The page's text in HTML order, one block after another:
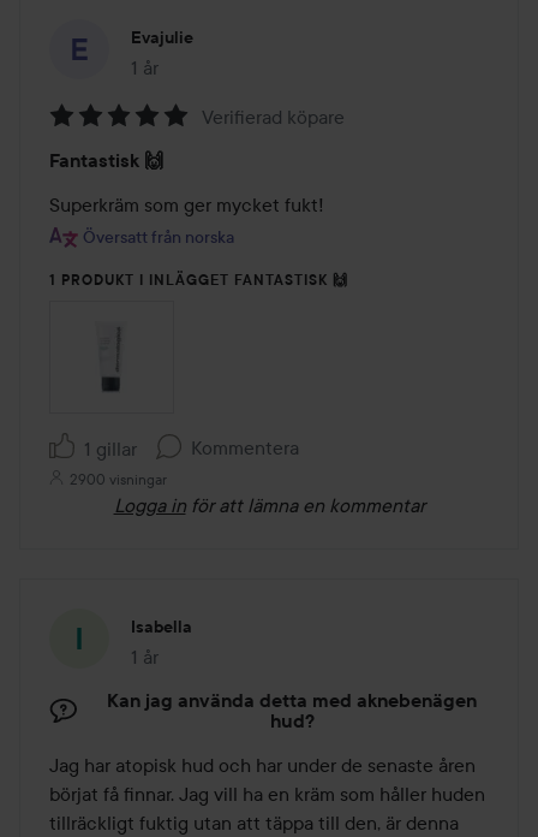
Evajulie
1 år
Inlägget skapades 1 år
5
av
5
Verifierad köpare
Fantastisk 🙌
Superkräm som ger mycket fukt!
Översatt från norska
1 PRODUKT I INLÄGGET FANTASTISK 🙌
1 gillar Kommentera
2900 visningar
Logga in för att lämna en kommentar
Isabella
1 år
Inlägget skapades 1 år
Kan jag använda detta med aknebenägen
hud?
Jag har atopisk hud och har under de senaste åren
börjat få finnar. Jag vill ha en kräm som håller huden
tillräckligt fuktig utan att täppa till den, är denna